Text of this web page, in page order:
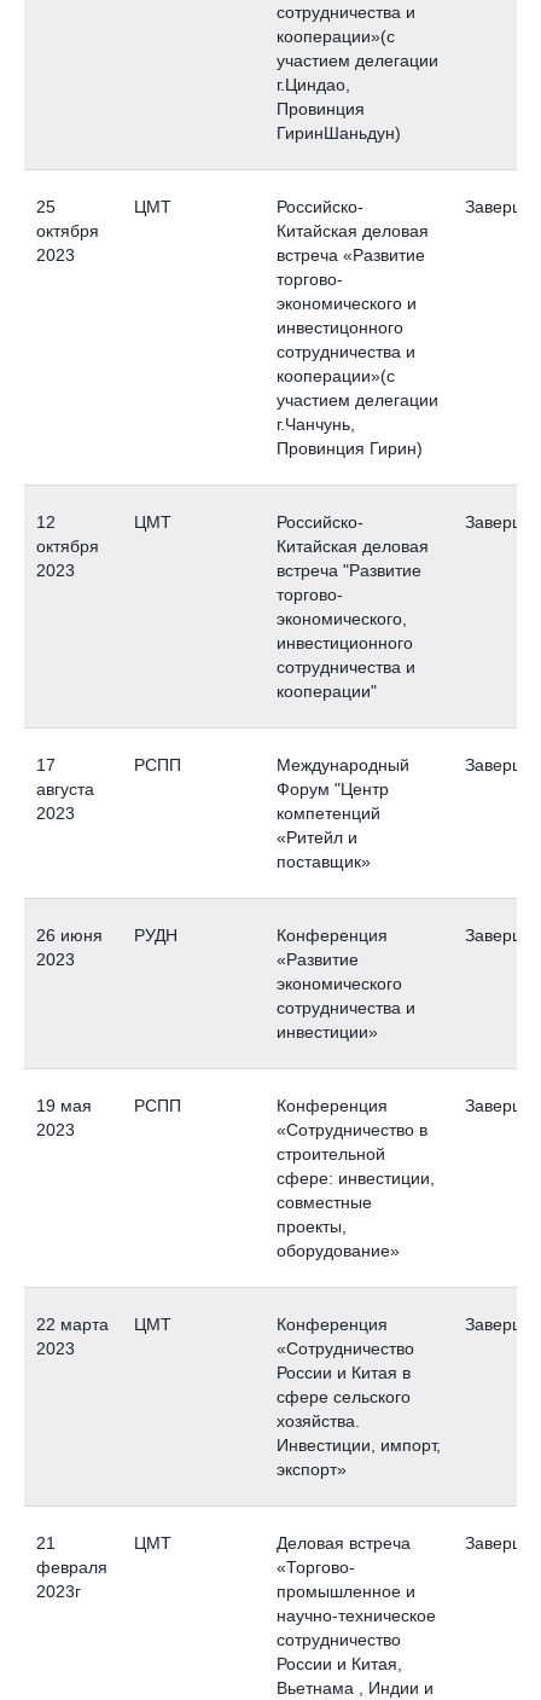
сотрудничества и
кооперации»(с
участием делегации
г.Циндао,
Провинция
ГиринШаньдун)
25
октября
2023
ЦМТ
Российско-
Китайская деловая
встреча «Развитие
торгово-
экономического и
инвестицонного
сотрудничества и
кооперации»(с
участием делегации
г.Чанчунь,
Провинция Гирин)
12
октября
2023
ЦМТ
Российско-
Китайская деловая
встреча "Развитие
торгово-
экономического,
инвестиционного
сотрудничества и
кооперации"
17
августа
2023
РСПП
Международный
Форум "Центр
компетенций
«Ритейл и
поставщик»
26 июня
2023
РУДН
Конференция
«Развитие
экономического
сотрудничества и
инвестиции»
19 мая
2023
РСПП
Конференция
«Сотрудничество в
строительной
сфере: инвестиции,
совместные
проекты,
оборудование»
22 марта
2023
ЦМТ
Конференция
«Сотрудничество
России и Китая в
сфере сельского
хозяйства.
Инвестиции, импорт,
экспорт»
21
февраля
2023г
ЦМТ
Деловая встреча
«Торгово-
промышленное и
научно-техническое
сотрудничество
России и Китая,
Вьетнама , Индии и
Наши новости